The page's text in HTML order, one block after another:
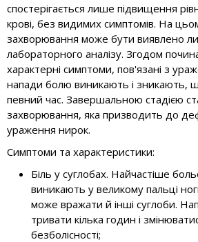
спостерігається лише підвищення
крові, без видимих симптомів. На
захворювання може бути виявлено
лабораторного аналізу. Згодом
характерні симптоми, пов'язані з
напади болю виникають і зникають,
певний час. Завершальною стадією
захворювання, яка призводить до
ураження нирок.
Симптоми та характеристики:
Біль у суглобах. Найчастіше
виникають у великому пальці
може вражати й інші суглоби.
тривати кілька годин і
безболісності;